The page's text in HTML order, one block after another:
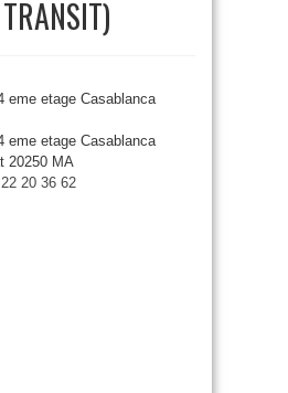
eme etage Casablanca
eme etage Casablanca
20250 MA
20 36 62